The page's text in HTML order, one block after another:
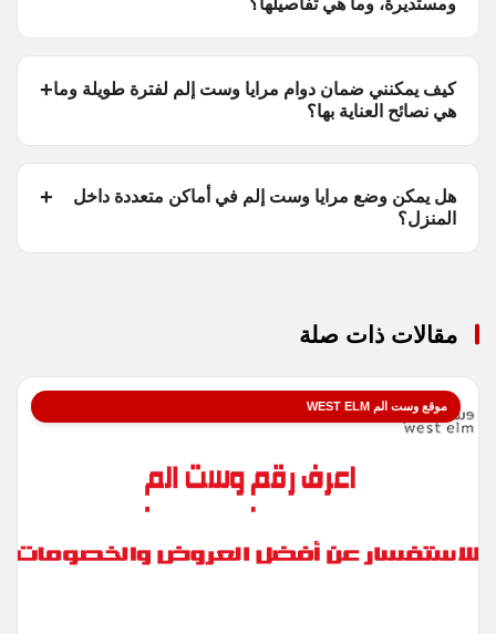
كيف يمكنني ضمان دوام مرايا وست إلم لفترة طويلة وما
هي نصائح العناية بها؟
هل يمكن وضع مرايا وست إلم في أماكن متعددة داخل
المنزل؟
مقالات ذات صلة
موقع وست الم WEST ELM